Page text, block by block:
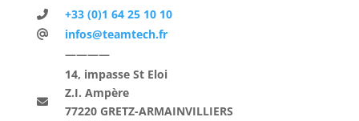
+33 (0)1 64 25 10 10
infos@teamtech.fr
————
14, impasse St Eloi
Z.I. Ampère
77220 GRETZ-ARMAINVILLIERS